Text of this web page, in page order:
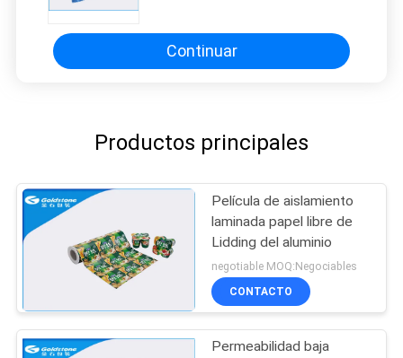
Lidding
Continuar
Productos principales
Película de aislamiento
laminada papel libre de
Lidding del aluminio
negotiable MOQ:Negociables
CONTACTO
Permeabilidad baja